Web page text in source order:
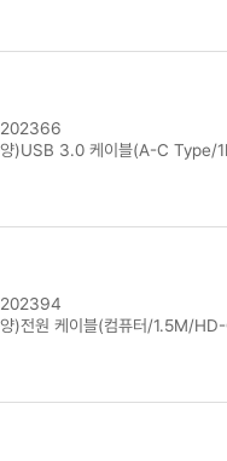
)USB 3.0 케이블(A-C Type/
)전원 케이블(컴퓨터/1.5M/